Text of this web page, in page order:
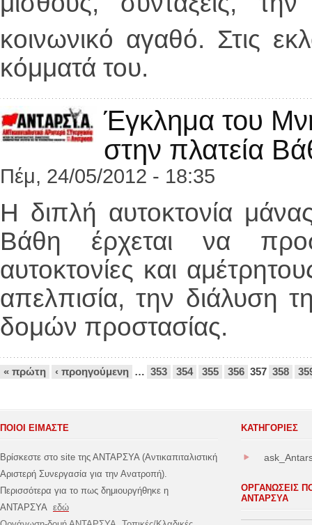
κοινωνικό αγαθό. Στις
κόμματά του.
Έγκλημα του
στην πλατεία
Πέμ, 24/05/2012 - 18:35
Η διπλή αυτοκτονία
Βάθη έρχεται να
αυτοκτονίες και
απελπισία, την διάλυση
δομών προστασίας.
Σελίδες
« πρώτη ‹ προηγούμενη … 353 354 355 356 357 358
ΠΟΙΟΙ ΕΙΜΑΣΤΕ
Βρίσκεστε στο site της ΑΝΤΑΡΣΥΑ (Αντικαπιταλιστική
Αριστερή Συνεργασία για την Ανατροπή).
Περισσότερα για το πως δημιουργήθηκε η
ΑΝΤΑΡΣΥΑ εδώ
ΚΑΤΗΓΟΡΊΕΣ
ΟΡΓΑΝΩΣΕΙΣ
ΑΝΤΑΡΣΥΑ